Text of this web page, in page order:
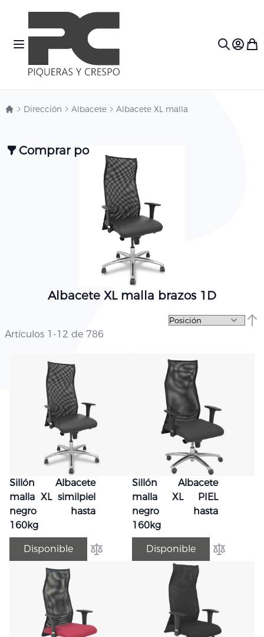
Toggle Nav Mi
Dirección Albacete Albacete XL malla
Albacete XL malla brazos 1D
Artículos 1 -12 de 786
Sillón Albacete
malla XL similpiel
negro hasta
160kg
Disponible
Añadir para comparar
Sillón Albacete
malla XL PIEL
negro hasta
160kg
Disponible
Añadir
Comprar por